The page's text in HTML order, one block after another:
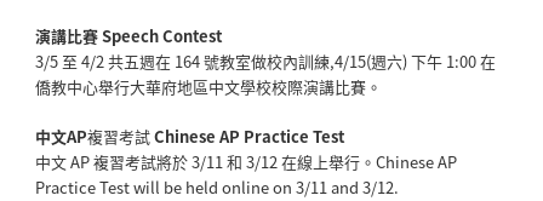
演講比賽 Speech Contest
3/5 至 4/2 共五週在 164 號教室做校內訓練,4/15(週六) 下午 1:00 在
僑教中心舉行大華府地區中文學校校際演講比賽。
中文AP複習考試Chinese AP Practice Test
中文 AP 複習考試將於 3/11 和 3/12 在線上舉行。Chinese AP
Practice Test will be held online on 3/11 and 3/12.